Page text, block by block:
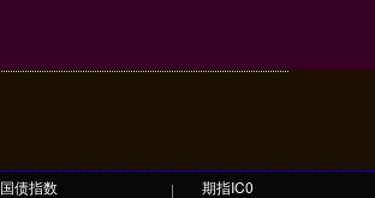
国债指数
期指IC0